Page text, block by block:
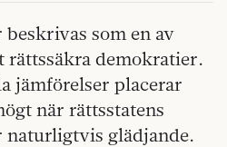
som en av
rättssäkra demokratier.
jämförelser placerar
när rättsstatens
naturligtvis glädjande.